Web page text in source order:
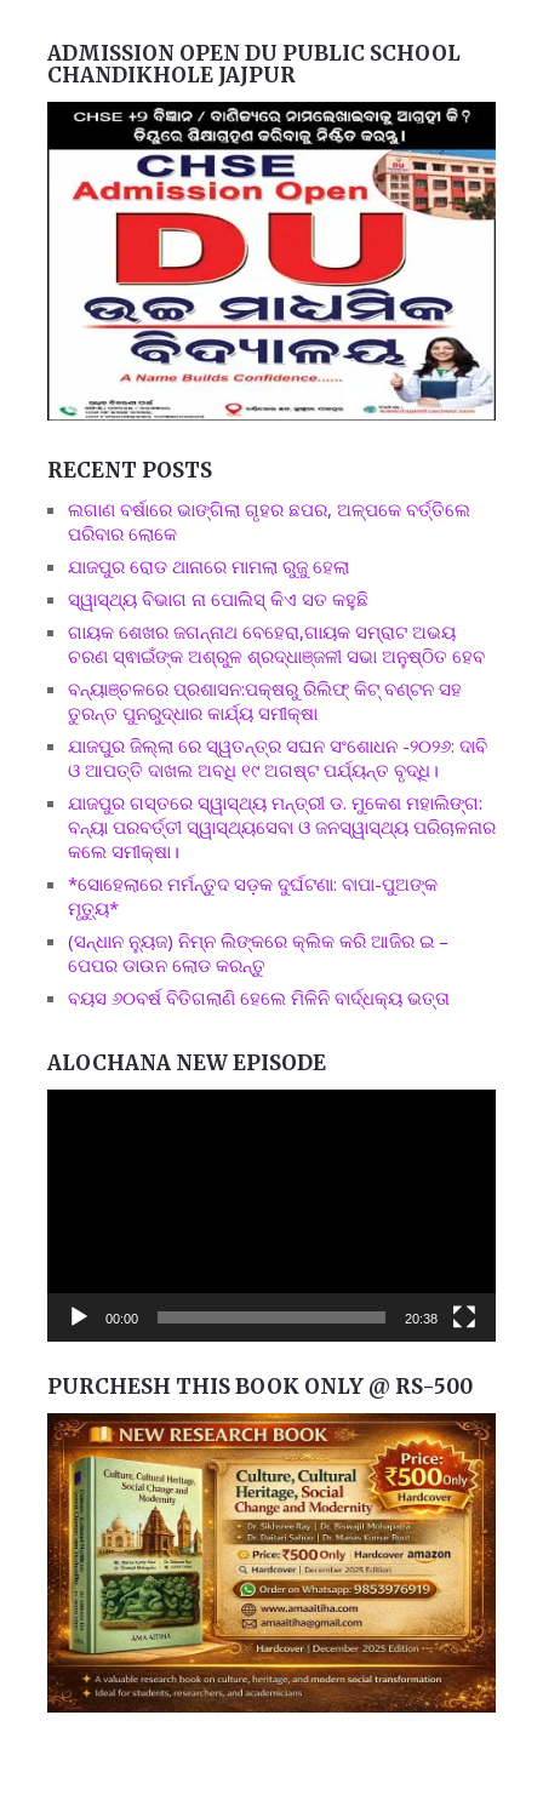
ADMISSION OPEN DU PUBLIC SCHOOL
CHANDIKHOLE JAJPUR
RECENT POSTS
ଲଗାଣ ବର୍ଷାରେ ଭାଙ୍ଗିଲା ଗୃହର ଛପର, ଅଳ୍ପକେ ବର୍ତ୍ତିଲେ
ପରିବାର ଲୋକେ
ଯାଜପୁର ରୋଡ ଥାନାରେ ମାମଲା ରୁଜୁ ହେଲା
ସ୍ୱାସ୍ଥ୍ୟ ବିଭାଗ ନା ପୋଲିସ୍ କିଏ ସତ କହୁଛି
ଗାୟକ ଶେଖର ଜଗନ୍ନାଥ ବେହେରା,ଗାୟକ ସମ୍ରାଟ ଅଭୟ
ଚରଣ ସ୍ଵାଇଁଙ୍କ ଅଶ୍ରୁଳ ଶ୍ରଦ୍ଧାଞ୍ଜଳୀ ସଭା ଅନୁଷ୍ଠିତ ହେବ
ବନ୍ୟାଞ୍ଚଳରେ ପ୍ରଶାସନ:ପକ୍ଷରୁ ରିଲିଫ୍ କିଟ୍ ବଣ୍ଟନ ସହ
ତୁରନ୍ତ ପୁନରୁଦ୍ଧାର କାର୍ଯ୍ୟ ସମୀକ୍ଷା
ଯାଜପୁର ଜିଲ୍ଲା ରେ ସ୍ୱତନ୍ତ୍ର ସଘନ ସଂଶୋଧନ -୨୦୨୬: ଦାବି
ଓ ଆପତ୍ତି ଦାଖଲ ଅବଧି ୧୯ ଅଗଷ୍ଟ ପର୍ଯ୍ୟନ୍ତ ବୃଦ୍ଧି।
ଯାଜପୁର ଗସ୍ତରେ ସ୍ୱାସ୍ଥ୍ୟ ମନ୍ତ୍ରୀ ଡ. ମୁକେଶ ମହାଲିଙ୍ଗ:
ବନ୍ୟା ପରବର୍ତ୍ତୀ ସ୍ୱାସ୍ଥ୍ୟସେବା ଓ ଜନସ୍ୱାସ୍ଥ୍ୟ ପରିଚାଳନାର
କଲେ ସମୀକ୍ଷା।
*ସୋହେଲାରେ ମର୍ମନ୍ତୁଦ ସଡ଼କ ଦୁର୍ଘଟଣା: ବାପା-ପୁଅଙ୍କ
ମୃତ୍ୟୁ*
(ସନ୍ଧାନ ନ୍ୟୁଜ) ନିମ୍ନ ଲିଙ୍କରେ କ୍ଲିକ କରି ଆଜିର ଇ –
ପେପର ଡାଉନ ଲୋଡ କରନ୍ତୁ
ବୟସ ୬୦ବର୍ଷ ବିତିଗଲାଣି ହେଲେ ମିଳିନି ବାର୍ଦ୍ଧକ୍ୟ ଭତ୍ତା
ALOCHANA NEW EPISODE
00:00 20:38
PURCHESH THIS BOOK ONLY @ RS-500